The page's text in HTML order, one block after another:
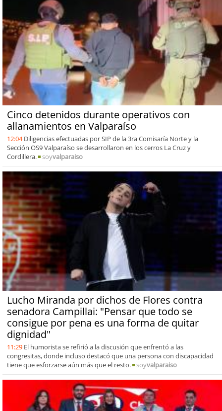
Cinco detenidos durante operativos con
allanamientos en Valparaíso
12:04 Diligencias efectuadas por SIP de la 3ra Comisaría Norte y la
Sección OS9 Valparaíso se desarrollaron en los cerros La Cruz y
Cordillera.
soyvalparaiso
Lucho Miranda por dichos de Flores contra
senadora Campillai: "Pensar que todo se
consigue por pena es una forma de quitar
dignidad"
11:29 El humorista se refirió a la discusión que enfrentó a las
congresitas, donde incluso destacó que una persona con discapacidad
tiene que esforzarse aún más que el resto.
soyvalparaiso